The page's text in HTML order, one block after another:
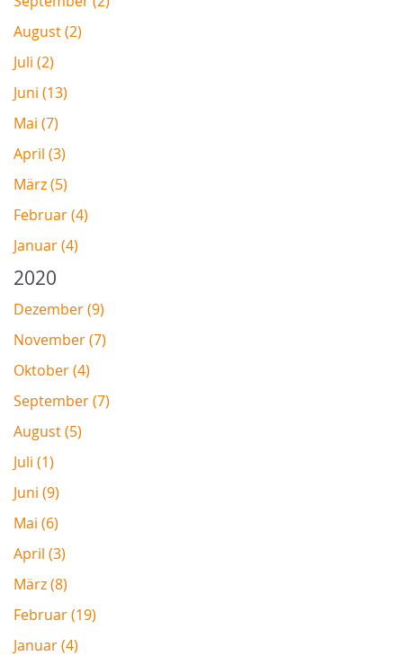
August (2)
Juli (2)
Juni (13)
Mai (7)
April (3)
März (5)
Februar (4)
Januar (4)
2020
Dezember (9)
November (7)
Oktober (4)
September (7)
August (5)
Juli (1)
Juni (9)
Mai (6)
April (3)
März (8)
Februar (19)
Januar (4)